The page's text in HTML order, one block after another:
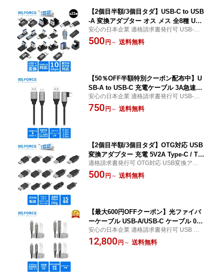
【2個目半額/3個目タダ】USB-C to USB
-A 変換アダプター オス メス 全8種 USB
-A Type-c 多用途 10Gbps高速伝送 USB
3.1 AC 適格請求書発行可 送料無料
安心の日本企業 適格請求書発行可 USB-A to
USB-C 変換アダプター USB-A Type-c 多用
途 10Gbps高速伝送 USB3.1
500円 ～ 送料無料
【50％OFF半額特別クーポン配布中】U
SB-A to USB-C 充電ケーブル 3A急速充
電 Quick Charge 3.0 データ転送 ナイロ
ン編み iphone16 iphone17 対応 L字タ
安心の日本企業 適格請求書発行可 USB-2.0
to USB-C 充電ケーブル 3A急速充電 Quick
Charge 3.0 データ転送 ナイロン編み iphon
750円 ～ 送料無料
【2個目半額/3個目タダ】OTG対応 USB
変換アダプター 充電 5V2A Type-C / Ty
pe-A / Micro USB / Mini USB 互換 高速
データ転送 双方向通信 スマホ タブレッ
適格請求書発行可 OTG対応 USB変換アダプ
ター 充電 5V2A Type-C / Type-A / Micro US
B / Mini USB 互換 高速データ転送 双方向通
500円 ～ 送料無料
【最大600円OFFクーポン】光ファイバ
ーケーブル USB-A/USB-C ケーブル 00
W 急速充電 PD対応 10Gbps 高速データ
転送 8K 映像出力 長距離対応 アクティ
安心の日本企業 適格請求書発行可 USB 3.2
光ファイバーケーブル USB-A/USB-C ケー
ブル 100W 急速充電 PD対応 10Gbps 高速
12,800円 ～ 送料無料